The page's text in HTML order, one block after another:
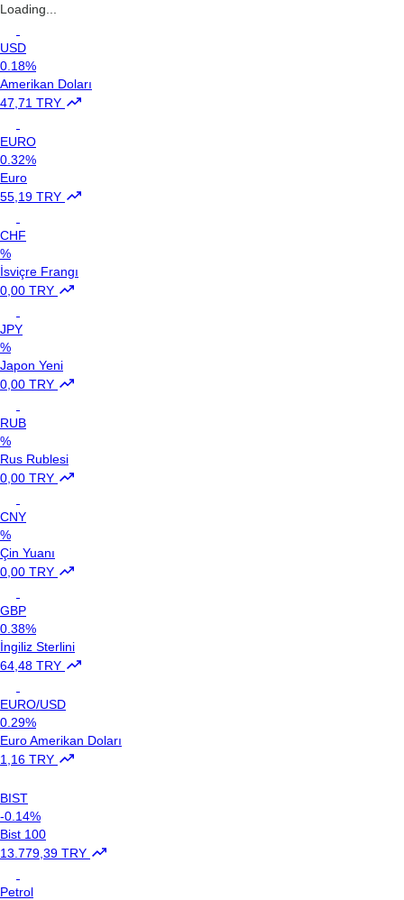
Loading...
USD
0.18%
Amerikan Doları
47,71 TRY
EURO
0.32%
Euro
55,19 TRY
CHF
%
İsviçre Frangı
0,00 TRY
JPY
%
Japon Yeni
0,00 TRY
RUB
%
Rus Rublesi
0,00 TRY
CNY
%
Çin Yuanı
0,00 TRY
GBP
0.38%
İngiliz Sterlini
64,48 TRY
EURO/USD
0.29%
Euro Amerikan Doları
1,16 TRY
BIST
-0.14%
Bist 100
13.779,39 TRY
Petrol